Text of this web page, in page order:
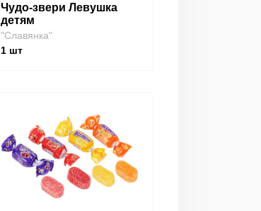
Чудо-звери Левушка
детям
"Славянка"
1шт